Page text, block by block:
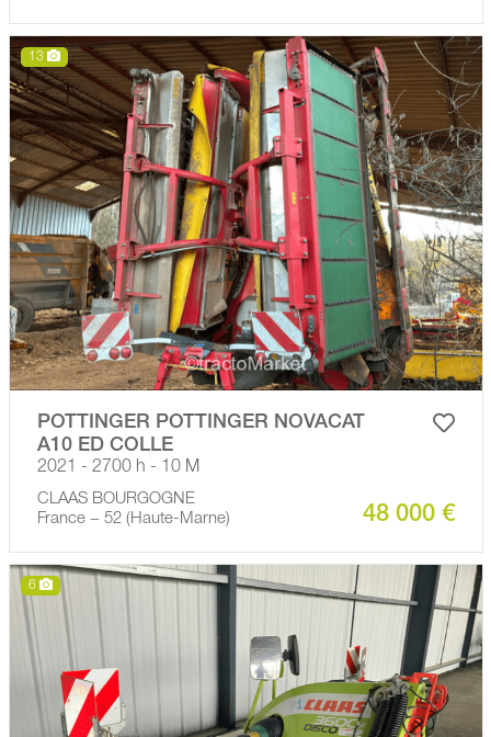
13
POTTINGER POTTINGER NOVACAT
A10 ED COLLE
2021 - 2700 h - 10 M
CLAAS BOURGOGNE
France − 52 (Haute-Marne)
48 000 €
6